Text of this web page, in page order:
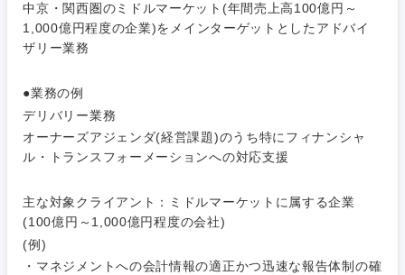
中京・関西圏のミドルマーケット(年間売上高100億円～
1,000億円程度の企業)をメインターゲットとしたアドバイ
ザリー業務
●業務の例
デリバリー業務
オーナーズアジェンダ(経営課題)のうち特にフィナンシャ
ル・トランスフォーメーションへの対応支援
主な対象クライアント：ミドルマーケットに属する企業
(100億円～1,000億円程度の会社)
(例)
・マネジメントへの会計情報の適正かつ迅速な報告体制の確
ご希望の職種を選択してください
画・事業
企画
経営ボー
管理
SCM
事業企画・事業開発
事業管理
新規事業企画・立上げ
ご希望の職種を選択してください
経営ボード
管理
SCM
ご希望の業界を選択してください
エネルギー・資源・環境
ご希望の勤務地を選択してください
北海道 青森県
宮城県
ご希望条件を入力ください
希望年収
20代 30代
40代 50代